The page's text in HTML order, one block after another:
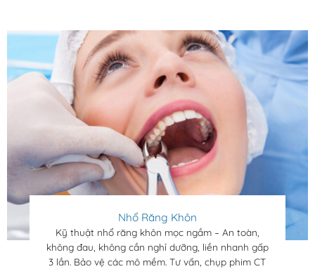
Nhổ Răng Khôn
Kỹ thuật nhổ răng khôn mọc ngầm – An toàn,
không đau, không cần nghỉ dưỡng, liền nhanh gấp
3 lần. Bảo vệ các mô mềm. Tư vấn, chụp phim CT